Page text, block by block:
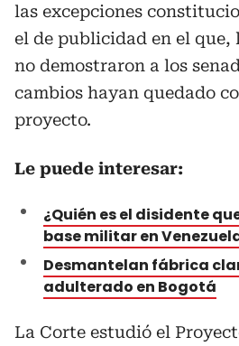
las excepciones
el de publicidad en el que,
no demostraron a los
cambios hayan quedado
proyecto.
Le puede interesar:
¿Quién es el disidente
base militar en
Desmantelan fábrica
adulterado en Bogotá
La Corte estudió el